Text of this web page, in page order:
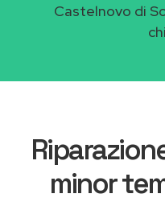
Castelnovo di
minor